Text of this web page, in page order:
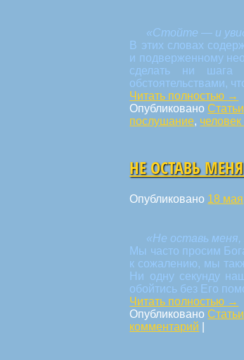
«Стойте — и
В этих словах
и подверженному
сделать ни шага
обстоятельствами,
Читать полностью →
ОпубликованоСтатьи
послушание,
НЕ ОСТАВЬ
Опубликовано 18
«Не оставь меня,
Мы часто просим
к сожалению, мы
Ни одну секунду
обойтись без Его
Читать полностью →
ОпубликованоСтатьи
комментарий